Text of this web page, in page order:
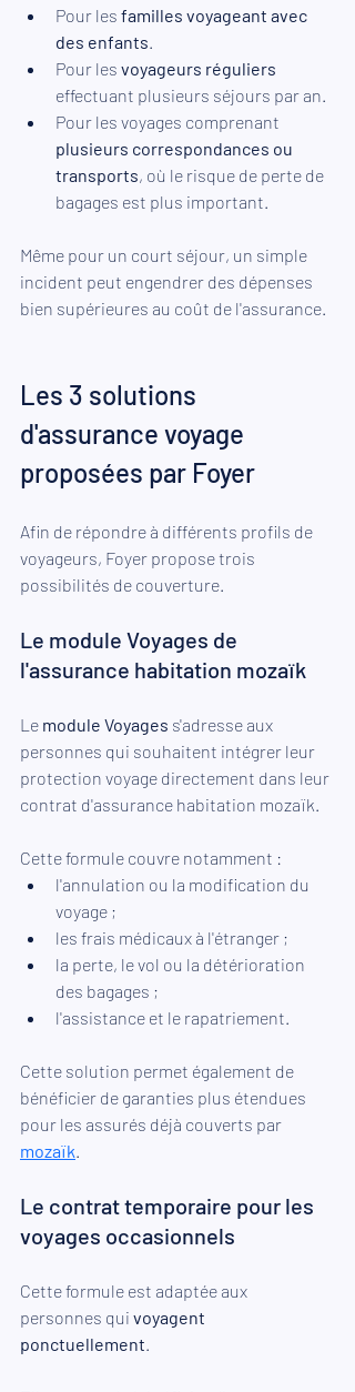
Pour les familles voyageant avec
des enfants
Pour les voyageurs réguliers
effectuant plusieurs séjours par an.
Pour les voyages comprenant
plusieurs correspondances ou
transports, où le risque de perte de
bagages est plus important.
Même pour un court séjour, un simple
incident peut engendrer des dépenses
bien supérieures au coût de l'assurance.
Les 3 solutions
d'assurance voyage
proposées par Foyer
Afin de répondre à différents profils de
voyageurs, Foyer propose trois
possibilités de couverture.
Le module Voyages de
l'assurance habitation mozaïk
Le module Voyages s'adresse aux
personnes qui souhaitent intégrer leur
protection voyage directement dans leur
contrat d'assurance habitation mozaïk.
Cette formule couvre notamment :
l'annulation ou la modification du
voyage ;
les frais médicaux à l'étranger ;
la perte, le vol ou la détérioration
des bagages ;
l'assistance et le rapatriement.
Cette solution permet également de
bénéficier de garanties plus étendues
pour les assurés déjà couverts par
mozaïk
Le contrat temporaire pour les
voyages occasionnels
Cette formule est adaptée aux
personnes qui voyagent
ponctuellement